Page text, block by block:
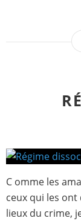
C omme les
ceux qui les ont
lieux du crime,